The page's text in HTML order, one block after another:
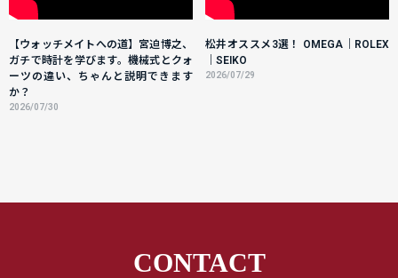
【ウォッチメイトへの道】宮迫博之、
ガチで時計を学びます。機械式とクォ
ーツの違い、ちゃんと説明できます
か？
2026/07/30
松井オススメ3選！ OMEGA｜ROLEX
｜SEIKO
2026/07/29
CONTACT